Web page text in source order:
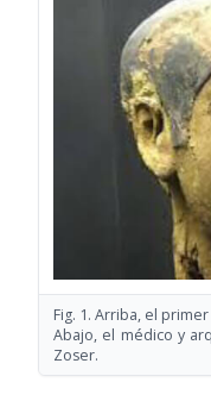
Fig. 1. Arriba, el
Abajo, el médico y
Zoser.